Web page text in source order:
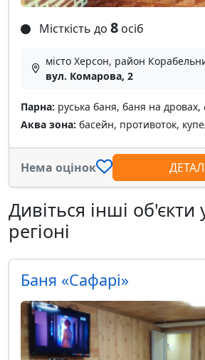
Місткість до 8 осіб
місто Херсон, район
вул. Комарова, 2
Парна: руська баня, баня на дровах,
Аква зона: басейн, противоток,
Нема оцінок
Дивіться інші
регіоні
Баня «Сафарі»